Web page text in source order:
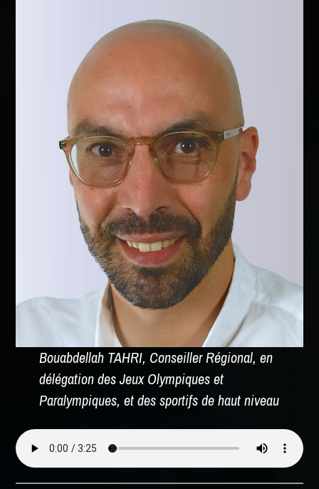
Bouabdellah TAHRI, Conseiller Régional, en
délégation des Jeux Olympiques et
Paralympiques, et des sportifs de haut niveau